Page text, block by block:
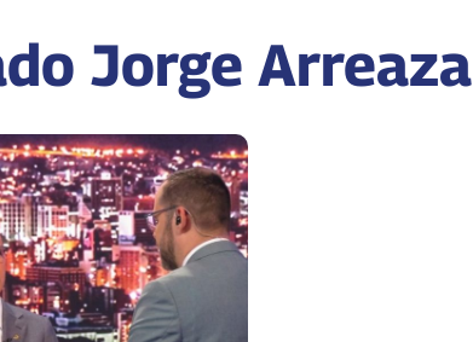
Jorge Arreaza